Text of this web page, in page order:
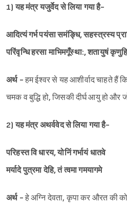
1) यह मंत्र यजुर्वेद से लिया गया है-
आदित्यं गर्भ पयंसा समंङ्धि, सहस्त्रस्य
परिंवृन्धि हरसा माभिमगूँस्था:, शतायुषं
अर्थ - हम ईश्‍वर से यह आशीर्वाद चाहते हैं
चमक व बुद्धि हो, जिसकी दीर्घ आयु हो और
2) यह मंत्र अथर्ववेद से लिया गया है-
परिहस्त वि धारय, योनिं गर्भायं धातवे
मर्यादे पुत्रमा देहि, तं त्वमा गमयागमे
अर्थ - हे अग्नि देवता, कृपा कर औरत की